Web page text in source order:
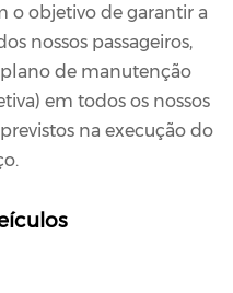
o objetivo de garantir a
nossos passageiros,
de manutenção
em todos os nossos
na execução do